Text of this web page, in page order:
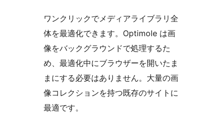
ワンクリックでメディアライブラリ全
体を最適化できます。Optimole は画
像をバックグラウンドで処理するた
め、最適化中にブラウザーを開いたま
まにする必要はありません。大量の画
像コレクションを持つ既存のサイトに
最適です。